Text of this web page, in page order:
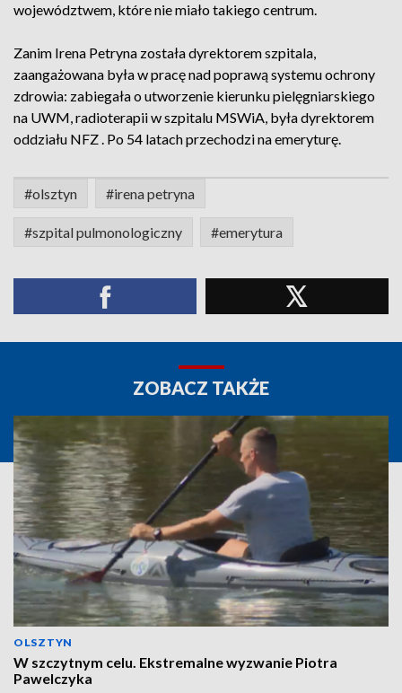
województwem, które nie miało takiego centrum.
Zanim Irena Petryna została dyrektorem szpitala,
zaangażowana była w pracę nad poprawą systemu ochrony
zdrowia: zabiegała o utworzenie kierunku pielęgniarskiego
na UWM, radioterapii w szpitalu MSWiA, była dyrektorem
oddziału NFZ . Po 54 latach przechodzi na emeryturę.
#olsztyn #irena petryna
#szpital pulmonologiczny #emerytura
ZOBACZ TAKŻE
OLSZTYN
W szczytnym celu. Ekstremalne wyzwanie Piotra
Pawelczyka